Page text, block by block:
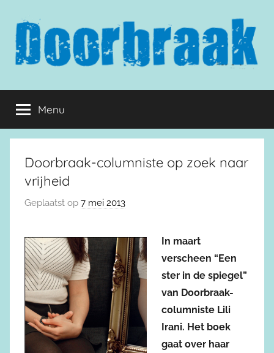
inhoud
springen
Doorbraak.eu
Menu
Doorbraak-columniste op zoek naar
vrijheid
Geplaatst op 7 mei 2013
In maart
verscheen “Een
ster in de spiegel”
van Doorbraak-
columniste Lili
Irani. Het boek
gaat over haar